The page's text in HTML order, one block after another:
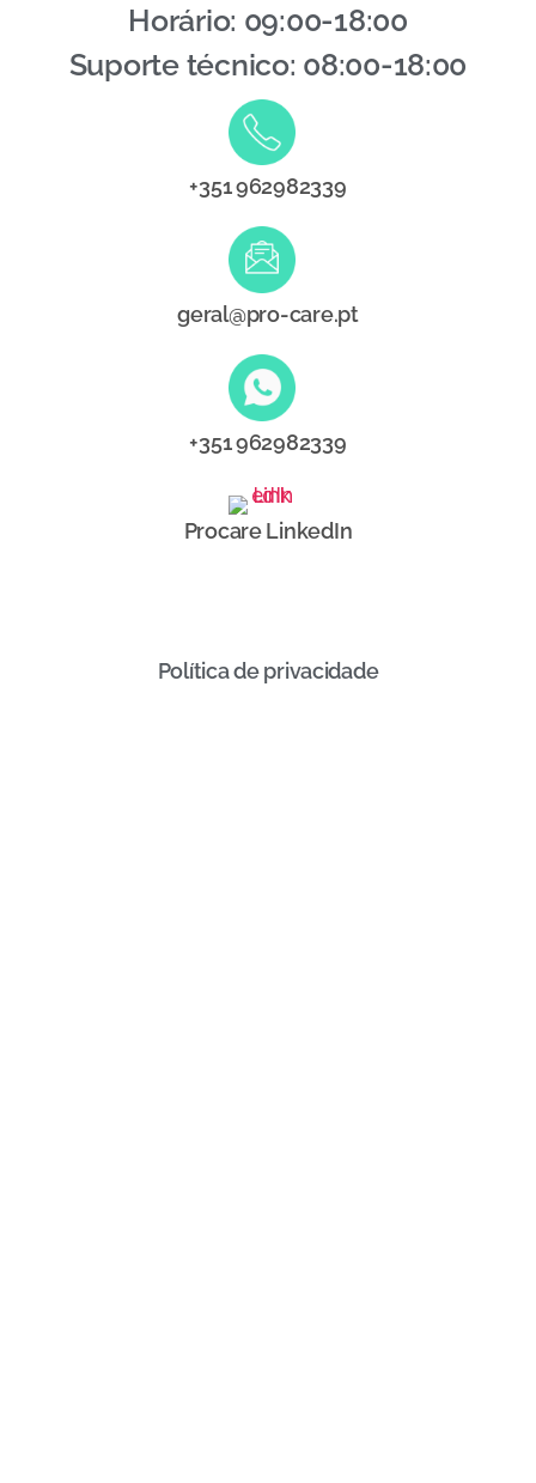
Horário: 09:00-18:00
Suporte técnico: 08:00-18:00
+351 962982339
geral@pro-care.pt
+351 962982339
Procare LinkedIn
Política de privacidade